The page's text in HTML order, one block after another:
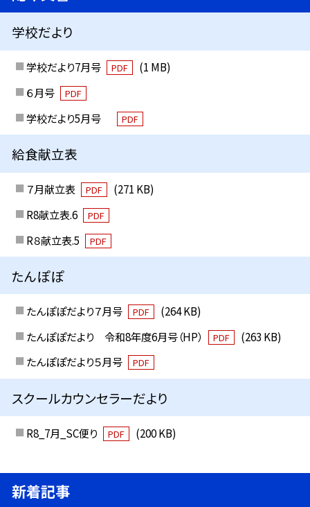
学校だより
学校だより7月号 PDF
(1 MB)
６月号
PDF
学校だより5月号 PDF
給食献立表
７月献立表 PDF
(271 KB)
R8献立表.6
PDF
R８献立表.5 PDF
たんぽぽ
たんぽぽだより７月号 PDF
(264 KB)
たんぽぽだより 令和8年度6月号（HP）
PDF
(263 KB)
たんぽぽだより５月号
PDF
スクールカウンセラーだより
R8_7月_SC便り PDF (200 KB)
新着記事